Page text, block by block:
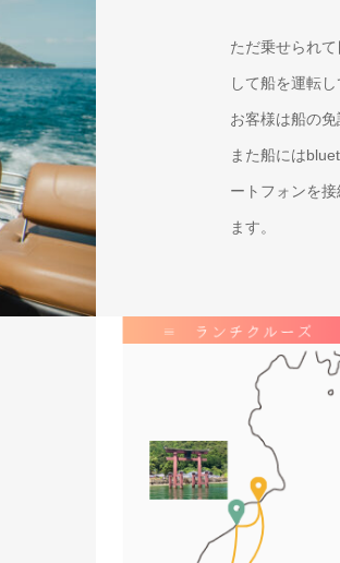
ただ乗せられ
して船を運転
お客様は船の
また船には
ートフォンを
ます。